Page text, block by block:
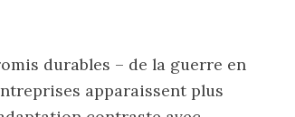
durables – de la guerre en
apparaissent plus